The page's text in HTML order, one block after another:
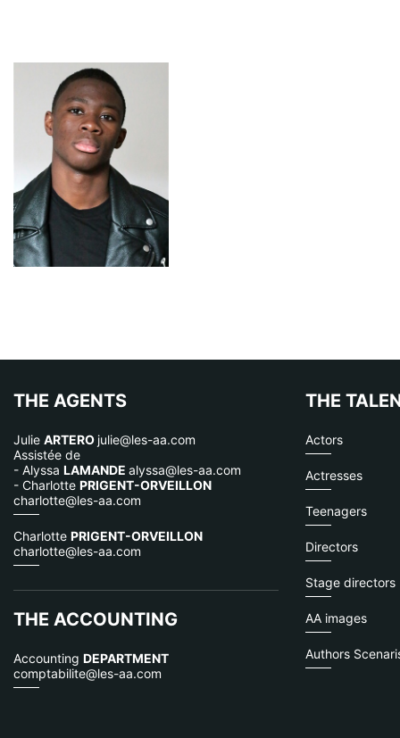
THE AGENTS
Julie ARTERO julie@les-aa.com
Assistée de
- Alyssa LAMANDE alyssa@les-aa.com
- Charlotte PRIGENT-ORVEILLON
charlotte@les-aa.com
Charlotte PRIGENT-ORVEILLON
charlotte@les-aa.com
THE ACCOUNTING
Accounting DEPARTMENT
comptabilite@les-aa.com
THE
Actors
Actresses
Teenagers
Directors
Stage directors
AA images
Authors